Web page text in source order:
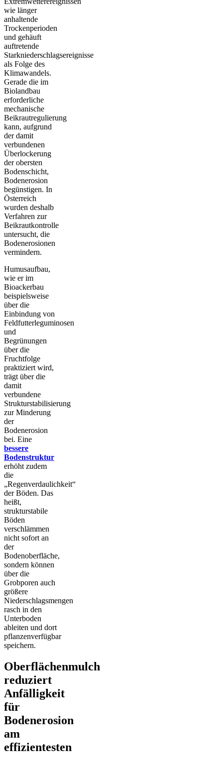
wie länger
anhaltende
Trockenperioden
und gehäuft
auftretende
Starkniederschlagsereignisse
als Folge des
Klimawandels.
Gerade die im
Biolandbau
erforderliche
mechanische
Beikrautregulierung
kann, aufgrund
der damit
verbundenen
Überlockerung
der obersten
Bodenschicht,
Bodenerosion
begünstigen. In
Österreich
wurden deshalb
Verfahren zur
Beikrautkontrolle
untersucht, die
Bodenerosionen
vermindern.
Humusaufbau,
wie er im
Bioackerbau
beispielsweise
über die
Einbindung von
Feldfutterleguminosen
und
Begrünungen
über die
Fruchtfolge
praktiziert wird,
trägt über die
damit
verbundene
Strukturstabilisierung
zur Minderung
der
Bodenerosion
bei. Eine
bessere
Bodenstruktur
erhöht zudem
die
„Regenverdaulichkeit“
der Böden. Das
heißt,
strukturstabile
Böden
verschlämmen
nicht sofort an
der
Bodenoberfläche,
sondern können
über die
Grobporen auch
größere
Niederschlagsmengen
rasch in den
Unterboden
ableiten und dort
pflanzenverfügbar
speichern.
Oberflächenmulch
reduziert
Anfälligkeit
für
Bodenerosion
am
effizientesten